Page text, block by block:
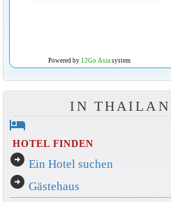
Powered by 12Go Asiasystem
IN
hotel
HOTEL FINDEN
arrow_circle_right Ein Hotel suchen
arrow_circle_right Gästehaus